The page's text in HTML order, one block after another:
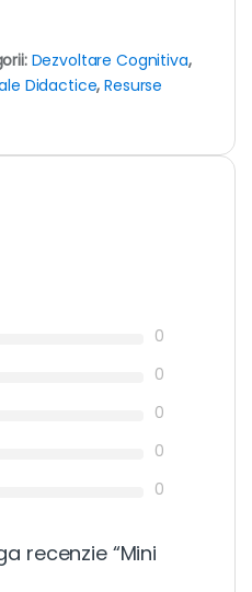
Dezvoltare Cognitiva,
Didactice,Resurse
0
0
0
0
0
recenzie “Mini